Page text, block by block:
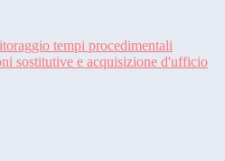
tempi procedimentali
sostitutive e acquisizione d'ufficio